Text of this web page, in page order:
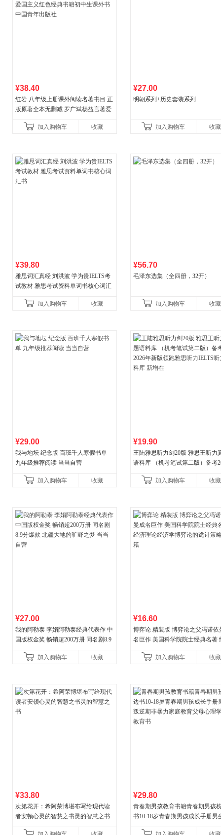
¥38.40
红岩 八年级上册课外阅读名著书目 正
版原著全本无删减 罗广斌杨益言著爱
国青年出版社加入购物车 收藏
¥27.00
明朝系列+历史套装系列
加入购物车 收藏
¥39.80
雅思词汇真经 刘洪波 学为贵IELTS考
试教材 雅思考试资料单词书核心词汇
加入购物车
收藏
¥56.70
毛泽东选集（全四册，32开）
加入购物车 收藏
¥29.00
我与地坛 纪念版 百班千人寒假书单
九年级推荐阅读 当当自营
加入购物车 收藏
¥19.90
王陆雅思听力剑20版 雅思王听力
语料库 （机考笔试第二版）备考
新增在
加入购物车 收藏
¥27.00
我的阿勒泰 李娟阿勒泰经典代表作 中
国版权金奖 畅销超200万册 同名剧8.9
加入购物车
收藏
¥16.60
博弈论 精装版 博弈论之父冯诺依
名巨作 美国科学院院士经典名著
加入购物车
收藏
¥33.80
次第花开：希阿荣博堪布写给现代读
者安顿心灵的智慧之书灵的智慧之书
¥29.80
青春期男孩教育书籍青春期男孩
书10-18岁青春期男孩成长手册男